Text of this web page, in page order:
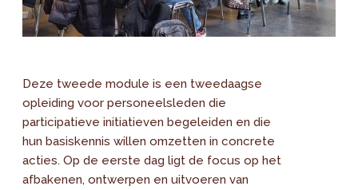
Deze tweede module is een tweedaagse
opleiding voor personeelsleden die
participatieve initiatieven begeleiden en die
hun basiskennis willen omzetten in concrete
acties. Op de eerste dag ligt de focus op het
afbakenen, ontwerpen en uitvoeren van